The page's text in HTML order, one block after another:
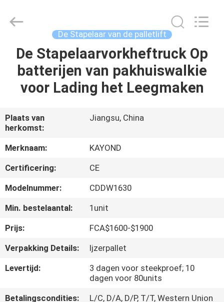
HUIS
PRODUCTEN
VIDEOS
ONGEVEER
ONS
KWALITEITSCONTROLE
CONTACTEER
Co.,Ltd.
De Stapelaar van de palletlift
De Stapelaarvorkheftruck Op
batterijen van pakhuiswalkie
voor Lading het Leegmaken
Plaats van
herkomst:
Jiangsu, China
Merknaam:
KAYOND
Certificering:
CE
Modelnummer:
CDDW1630
Min. bestelaantal:
1unit
Prijs:
FCA$1600-$1900
Verpakking Details:
Ijzerpallet
Levertijd:
3 dagen voor steekproef; 10
dagen voor 80units
Betalingscondities:
L/C, D/A, D/P, T/T, Western Union